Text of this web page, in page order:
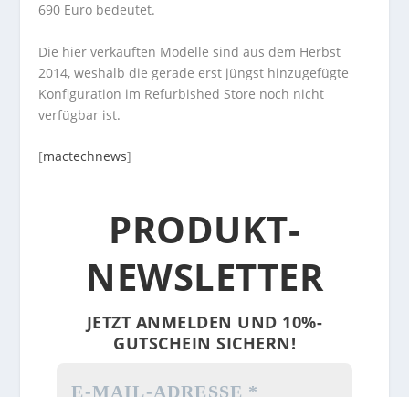
690 Euro bedeutet.
Die hier verkauften Modelle sind aus dem Herbst
2014, weshalb die gerade erst jüngst hinzugefügte
Konfiguration im Refurbished Store noch nicht
verfügbar ist.
[mactechnews]
PRODUKT-
NEWSLETTER
JETZT ANMELDEN UND 10%-
GUTSCHEIN SICHERN!